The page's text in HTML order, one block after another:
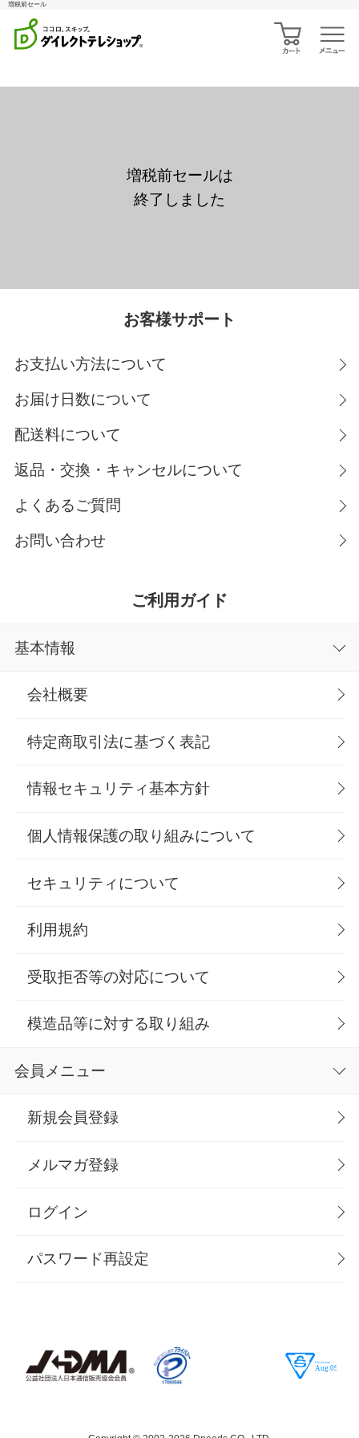
増税前セール
増税前セールは
終了しました
お客様サポート
お支払い方法について
お届け日数について
配送料について
返品・交換・キャンセルについて
よくあるご質問
お問い合わせ
ご利用ガイド
基本情報
会社概要
特定商取引法に基づく表記
情報セキュリティ基本方針
個人情報保護の取り組みについて
セキュリティについて
利用規約
受取拒否等の対応について
模造品等に対する取り組み
会員メニュー
新規会員登録
メルマガ登録
ログイン
パスワード再設定